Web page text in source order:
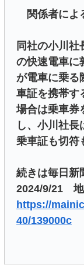
関係者によ
同社の小川社
の快速電車に
が電車に乗る
車証を携帯す
場合は乗車券
し、小川社
乗車証も切符
続きは毎日新
2024/9/21 地
https://
40/139000c